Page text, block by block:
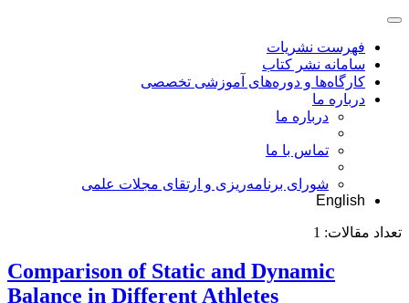
فهرست نشریات
سامانه نشر کتاب
کارگاه‌ها و دوره‌های آموزشی تخصصی
درباره ما
درباره ما
تماس با ما
شورای برنامه‌ریزی و ارتقای مجلات علمی
English
تعداد مقالات: 1
Comparison of Static and Dynamic
Balance in Different Athletes